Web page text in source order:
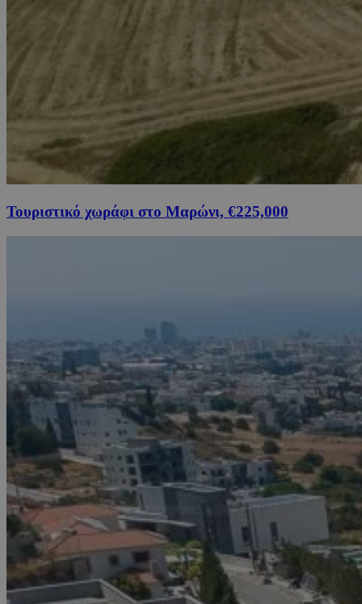
Τουριστικό χωράφι στο Μαρώνι, €225,000